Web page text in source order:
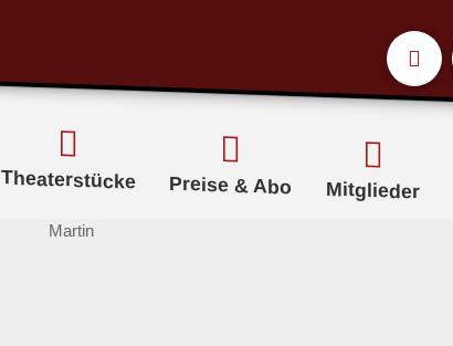
Theaterstücke Preise & Abo Mitglieder